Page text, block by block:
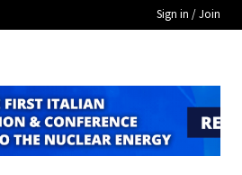
Sign in / Join